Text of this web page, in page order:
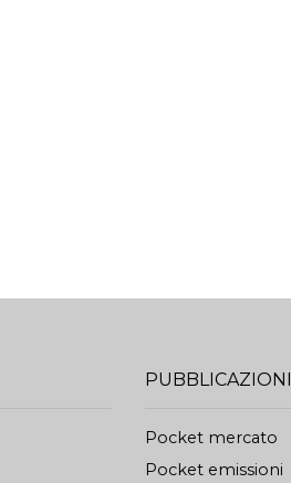
PUBBLICAZIONI
Pocket mercato
Pocket emissioni